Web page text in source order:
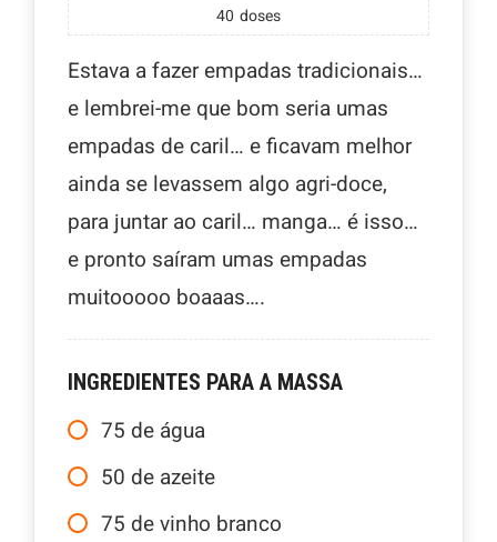
40 doses
Estava a fazer empadas tradicionais…
e lembrei-me que bom seria umas
empadas de caril… e ficavam melhor
ainda se levassem algo agri-doce,
para juntar ao caril… manga… é isso…
e pronto saíram umas empadas
muitooooo boaaas….
INGREDIENTES PARA A MASSA
75 de água
50 de azeite
75 de vinho branco